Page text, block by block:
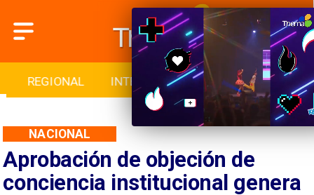
INTERNACIONAL DEPORTES CULTURA
Aprobación de objeción de
conciencia institucional genera
NACIONAL